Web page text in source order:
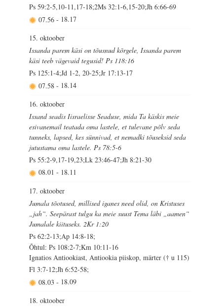
Ps 59:2-5,10-11,17-18;2Ms 32:1-6,15-20;Jh 6:66-69
07.56 - 18.17
15. oktoober
Issanda parem käsi on tõusnud kõrgele, Issanda parem
käsi teeb vägevaid tegusid! Ps 118:16
Ps 125:1-4;Jd 1-2, 20-25;Jr 17:13-17
07.58 - 18.14
16. oktoober
Issand seadis Iisraelisse Seaduse, mida Ta käskis meie
esivanemail teatada oma lastele, et tulevane põlv seda
tunneks, lapsed, kes sünnivad, et nemadki tõuseksid seda
jutustama oma lastele. Ps 78:5-6
Ps 55:2-9,17-19,23;Lk 23:46-47;Jh 8:21-30
08.01 - 18.11
17. oktoober
Jumala tõotused, millised iganes need olid, on Kristuses
„jah“. Seepärast tulgu ka meie suust Tema läbi „aamen“
Jumalale kiituseks. 2Kr 1:20
Ps 62:2-13;Ap 14:8-18;
Õhtul: Ps 108:2-7;Km 10:11-16
Ignatios Antiookiast, Antiookia piiskop, märter († u 115)
Fl 3:7-12;Jh 6:52-58;
08.03 - 18.09
18. oktoober